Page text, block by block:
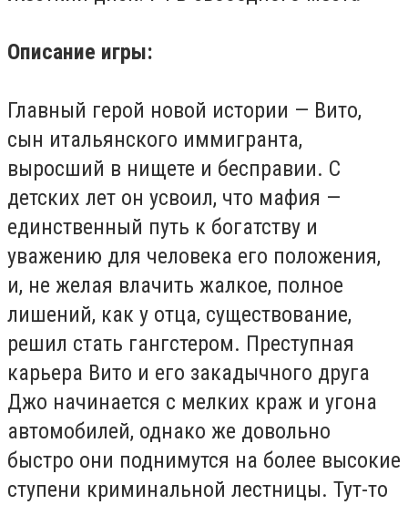
Описание игры:
Главный герой новой истории — Вито,
сын итальянского иммигранта,
выросший в нищете и бесправии. С
детских лет он усвоил, что мафия —
единственный путь к богатству и
уважению для человека его положения,
и, не желая влачить жалкое, полное
лишений, как у отца, существование,
решил стать гангстером. Преступная
карьера Вито и его закадычного друга
Джо начинается с мелких краж и угона
автомобилей, однако же довольно
быстро они поднимутся на более высокие
ступени криминальной лестницы. Тут-то